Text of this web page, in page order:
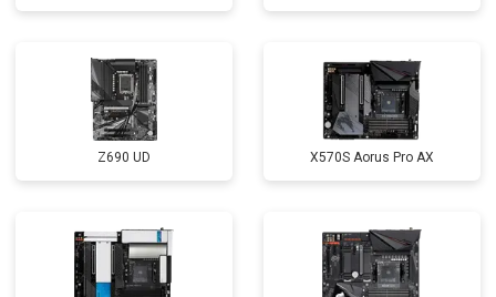
Z690 UD X570S Aorus Pro AX